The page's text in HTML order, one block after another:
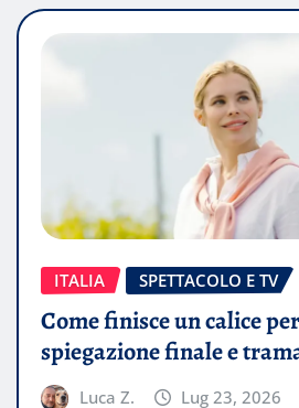
ITALIA SPETTACOLO E TV
Come finisce un calice
spiegazione finale e
Luca Z. Lug 23, 2026